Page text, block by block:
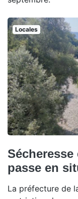
Locales
passe en
La préfecture de